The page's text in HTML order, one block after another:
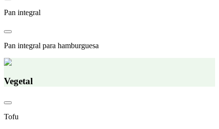
Pan integral
Pan integral para hamburguesa
Vegetal
Tofu